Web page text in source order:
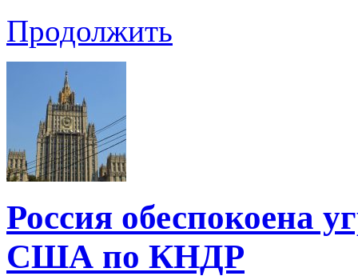
Продолжить
Россия обеспокоена
США по КНДР